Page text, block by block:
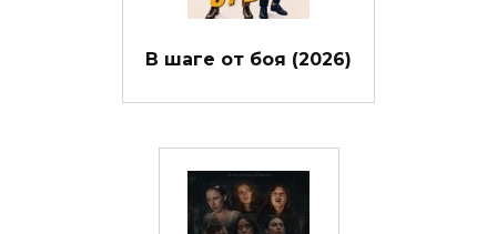
В шаге от боя (2026)